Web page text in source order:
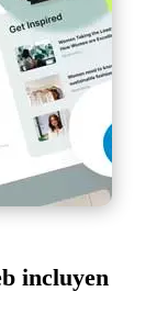
incluyen